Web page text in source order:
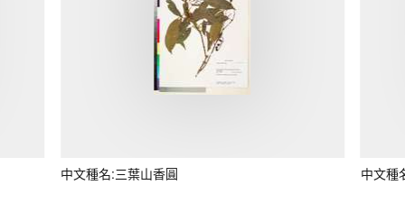
中文種名:三葉山香圓 中文種